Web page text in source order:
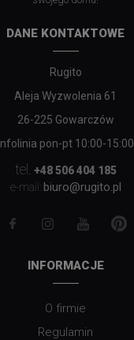
DANE KONTAKTOWE
Rugito
Aleja Wyzwolenia 61
26-225 Gowarczów
Infolinia pon-pt 10:00-15:00
tel. +48 506 404 185
e-mail: biuro@rugito.pl
INFORMACJE
O firmie
Regulamin